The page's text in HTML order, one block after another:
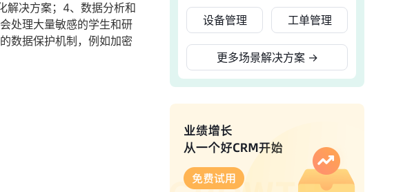
解决方案；4、数据分析和
处理大量敏感的学生和研
数据保护机制，例如加密
设备管理 工单管理
更多场景解决方案 →